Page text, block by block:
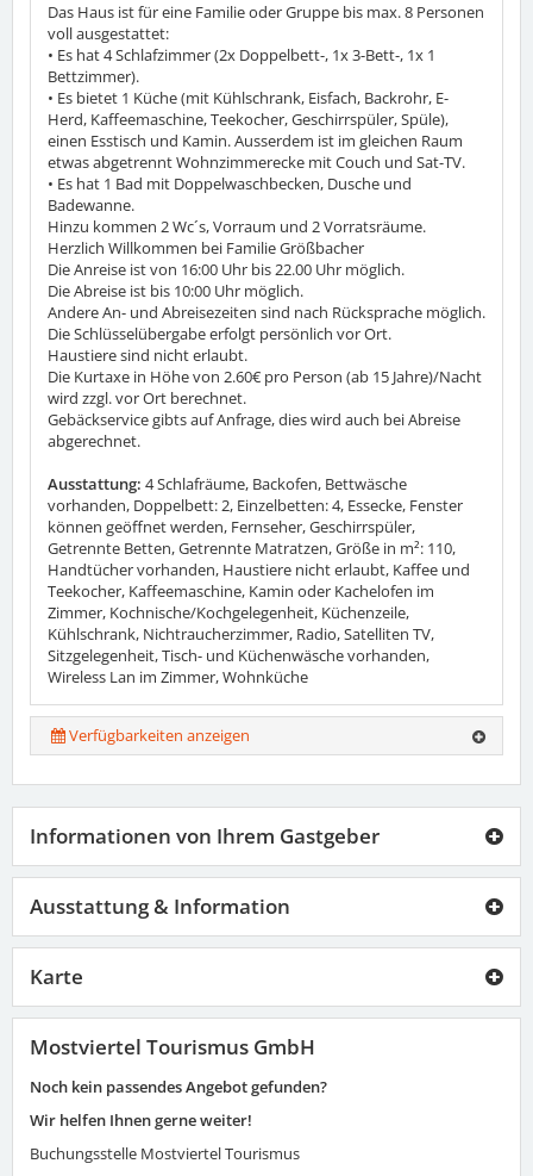
Das Haus ist für eine Familie oder Gruppe bis max. 8 Personen
voll ausgestattet:
• Es hat 4 Schlafzimmer (2x Doppelbett-, 1x 3-Bett-, 1x 1
Bettzimmer).
• Es bietet 1 Küche (mit Kühlschrank, Eisfach, Backrohr, E-
Herd, Kaffeemaschine, Teekocher, Geschirrspüler, Spüle),
einen Esstisch und Kamin. Ausserdem ist im gleichen Raum
etwas abgetrennt Wohnzimmerecke mit Couch und Sat-TV.
• Es hat 1 Bad mit Doppelwaschbecken, Dusche und
Badewanne.
Hinzu kommen 2 Wc´s, Vorraum und 2 Vorratsräume.
Herzlich Willkommen bei Familie Größbacher
Die Anreise ist von 16:00 Uhr bis 22.00 Uhr möglich.
Die Abreise ist bis 10:00 Uhr möglich.
Andere An- und Abreisezeiten sind nach Rücksprache möglich.
Die Schlüsselübergabe erfolgt persönlich vor Ort.
Haustiere sind nicht erlaubt.
Die Kurtaxe in Höhe von 2.60€ pro Person (ab 15 Jahre)/Nacht
wird zzgl. vor Ort berechnet.
Gebäckservice gibts auf Anfrage, dies wird auch bei Abreise
abgerechnet.
Ausstattung: 4 Schlafräume, Backofen, Bettwäsche
vorhanden, Doppelbett: 2, Einzelbetten: 4, Essecke, Fenster
können geöffnet werden, Fernseher, Geschirrspüler,
Getrennte Betten, Getrennte Matratzen, Größe in m²: 110,
Handtücher vorhanden, Haustiere nicht erlaubt, Kaffee und
Teekocher, Kaffeemaschine, Kamin oder Kachelofen im
Zimmer, Kochnische/Kochgelegenheit, Küchenzeile,
Kühlschrank, Nichtraucherzimmer, Radio, Satelliten TV,
Sitzgelegenheit, Tisch- und Küchenwäsche vorhanden,
Wireless Lan im Zimmer, Wohnküche
Verfügbarkeiten anzeigen
Informationen von Ihrem Gastgeber
Ausstattung & Information
Karte
Mostviertel Tourismus GmbH
Noch kein passendes Angebot gefunden?
Wir helfen Ihnen gerne weiter!
Buchungsstelle Mostviertel Tourismus